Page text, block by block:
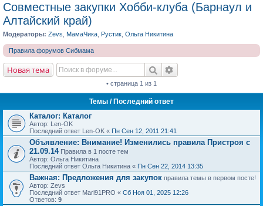
Совместные закупки Хобби-клуба (Барнаул и
Алтайский край)
Модераторы: Zevs МамаЧика Рустик Ольга Никитина
Правила форумов Сибмама
Новая тема
• страница 1 из 1
Темы / Последний ответ
Каталог: Каталог
Автор: Len-OK
Последний ответ Len-OK « Пн Сен 12, 2011 21:41
Объявление: Внимание! Изменились правила Пристроя с
21.09.14Правила в 1 посте тем
Автор: Ольга Никитина
Последний ответ Ольга Никитина « Пн Сен 22, 2014 13:35
Важная: Предложения для закупок правила темы в первом посте!
Автор: Zevs
Последний ответ Mari91PRO « Сб Ноя 01, 2025 12:26
Ответов: 9